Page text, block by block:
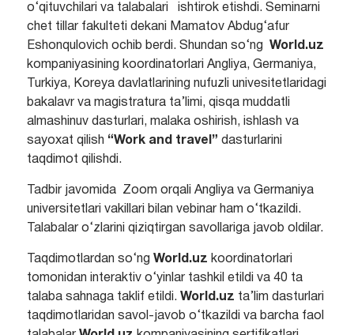
o‘qituvchilari va talabalari ishtirok etishdi. Seminarni
chet tillar fakulteti dekani Mamatov Abdug‘afur
Eshonqulovich ochib berdi. Shundan so‘ng World.uz
kompaniyasining koordinatorlari Angliya, Germaniya,
Turkiya, Koreya davlatlarining nufuzli univesitetlaridagi
bakalavr va magistratura ta’limi, qisqa muddatli
almashinuv dasturlari, malaka oshirish, ishlash va
sayoxat qilish “Work and travel” dasturlarini
taqdimot qilishdi.
Tadbir javomida Zoom orqali Angliya va Germaniya
universitetlari vakillari bilan vebinar ham o‘tkazildi.
Talabalar o‘zlarini qiziqtirgan savollariga javob oldilar.
Taqdimotlardan so‘ng World.uz koordinatorlari
tomonidan interaktiv o‘yinlar tashkil etildi va 40 ta
talaba sahnaga taklif etildi. World.uz ta’lim dasturlari
taqdimotlaridan savol-javob o‘tkazildi va barcha faol